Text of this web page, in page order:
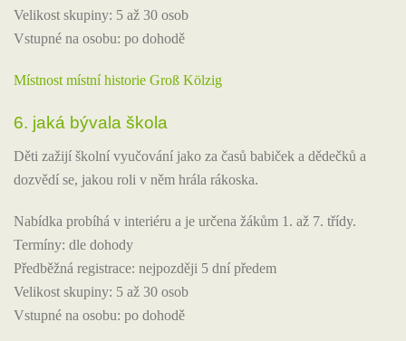
Velikost skupiny: 5 až 30 osob
Vstupné na osobu: po dohodě
Místnost místní historie Groß Kölzig
6. jaká bývala škola
Děti zažijí školní vyučování jako za časů babiček a dědečků a
dozvědí se, jakou roli v něm hrála rákoska.
Nabídka probíhá v interiéru a je určena žákům 1. až 7. třídy.
Termíny: dle dohody
Předběžná registrace: nejpozději 5 dní předem
Velikost skupiny: 5 až 30 osob
Vstupné na osobu: po dohodě